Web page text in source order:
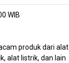
WIB
produk dari alat
alat listrik, dan lain